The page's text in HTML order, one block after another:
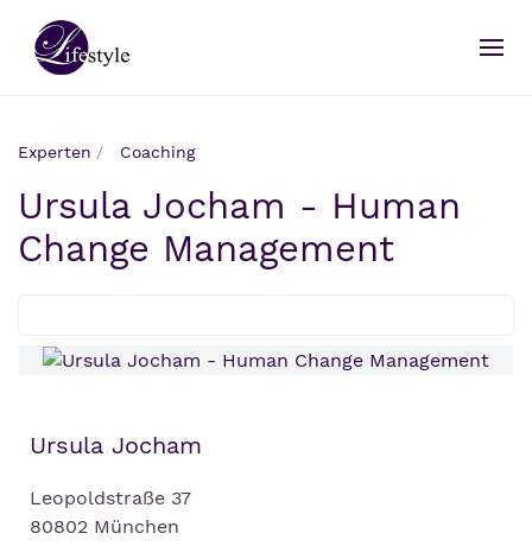
Experten Coaching
Ursula Jocham - Human
Change Management
Ursula Jocham
Leopoldstraße 37
80802 München